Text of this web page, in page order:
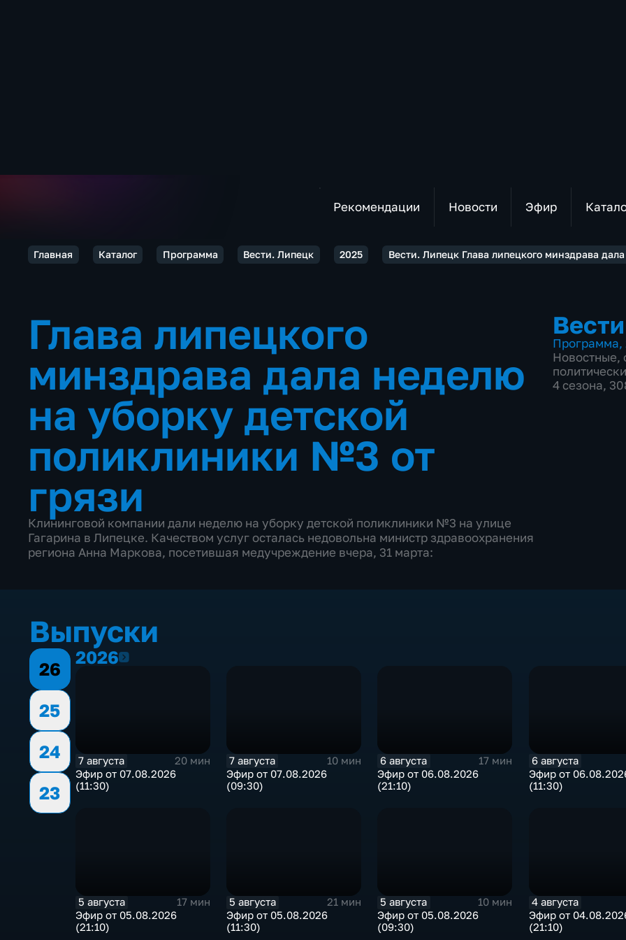
Рекомендации Новости Эфир
Главная Каталог Программа Вести. Липецк 2025 Вести. Липецк Глава липецкого минздрава
Глава липецкого
минздрава дала неделю
на уборку детской
поликлиники №3 от
грязи
Клининговой компании дали неделю на уборку детской поликлиники №3 на улице
Гагарина в Липецке. Качеством услуг осталась недовольна министр здравоохранения
региона Анна Маркова, посетившая медучреждение вчера, 31 марта:
Программа,
Новостные,
4 сезона,
Выпуски
26
25
24
23
20262026
7 августа
20 мин
Эфир от 07.08.2026
(11:30)
7 августа
10 мин
Эфир от 07.08.2026
(09:30)
6 августа
17 мин
Эфир от 06.08.2026
(21:10)
6 августа
Эфир от
(11:30)
5 августа
17 мин
Эфир от 05.08.2026
(21:10)
5 августа
21 мин
Эфир от 05.08.2026
(11:30)
5 августа
10 мин
Эфир от 05.08.2026
(09:30)
4 августа
Эфир от
(21:10)